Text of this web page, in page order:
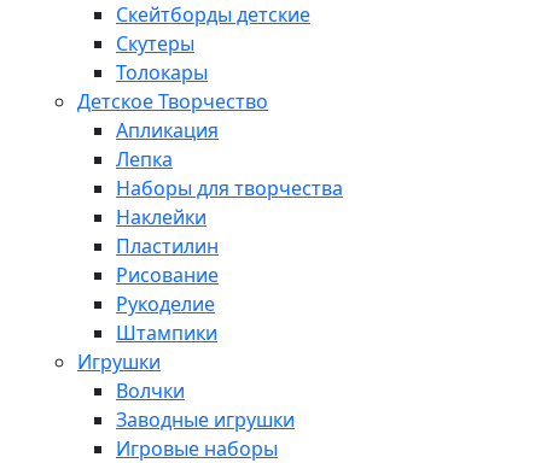
Скейтборды детские
Скутеры
Толокары
Детское Творчество
Апликация
Лепка
Наборы для творчества
Наклейки
Пластилин
Рисование
Рукоделие
Штампики
Игрушки
Волчки
Заводные игрушки
Игровые наборы